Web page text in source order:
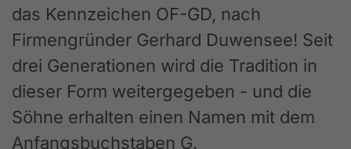
das Kennzeichen OF-GD, nach
Firmengründer Gerhard Duwensee! Seit
drei Generationen wird die Tradition in
dieser Form weitergegeben - und die
Söhne erhalten einen Namen mit dem
Anfangsbuchstaben G.